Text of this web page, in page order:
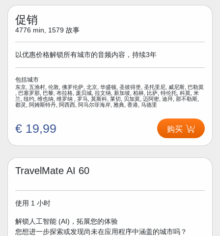
促销
4776 min, 1579 故事
以优惠价格解锁所有城市的音频内容，持续3年
包括城市
东京, 五渔村, 伦敦, 佛罗伦萨, 北京, 华盛顿, 圣彼得堡, 圣托里尼, 威尼斯, 巴勒莫
, 巴塞罗那, 巴黎, 布拉格, 庞贝城, 拉文纳, 新加坡, 柏林, 比萨, 特伦托, 科莫, 米
兰, 纽约, 维也纳, 维罗纳 , 罗马, 莫斯科, 莱切, 贝加莫, 迈阿密, 迪拜, 那不勒斯,
都灵, 阿姆斯特丹, 阿西西, 阿马尔菲海岸, 雅典, 香港, 马德里
€ 19,99 购买
TravelMate AI 60
使用 1 小时
解锁人工智能 (AI)，拓展您的体验
您想进一步探索或发现尚未在应用程序中涵盖的城市吗？